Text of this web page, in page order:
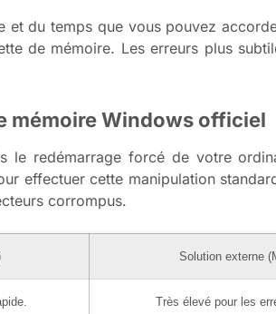
et du temps que vous pouvez
de mémoire. Les erreurs plus
mémoire Windows officiel
le redémarrage forcé de votre
effectuer cette manipulation
corrompus.
Solution externe
Très élevé pour les